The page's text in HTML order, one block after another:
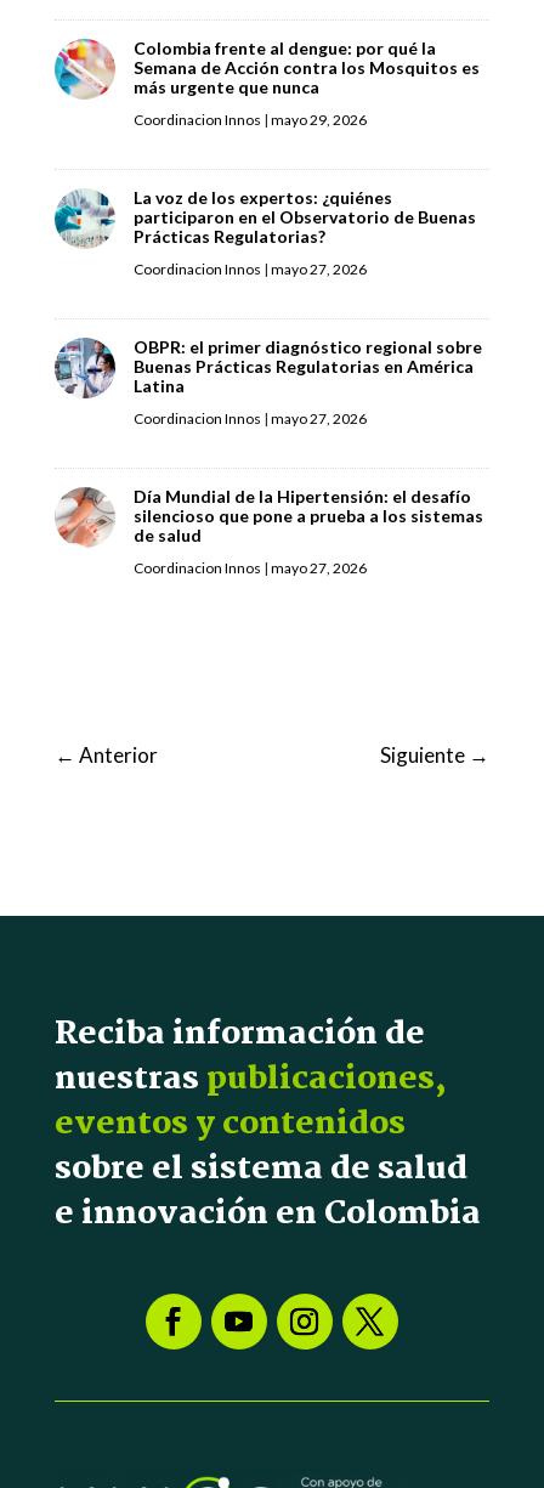
Colombia frente al dengue: por qué la
Semana de Acción contra los Mosquitos es
más urgente que nunca
Coordinacion Innos | mayo 29, 2026
La voz de los expertos: ¿quiénes
participaron en el Observatorio de Buenas
Prácticas Regulatorias?
Coordinacion Innos | mayo 27, 2026
OBPR: el primer diagnóstico regional sobre
Buenas Prácticas Regulatorias en América
Latina
Coordinacion Innos | mayo 27, 2026
Día Mundial de la Hipertensión: el desafío
silencioso que pone a prueba a los sistemas
de salud
Coordinacion Innos | mayo 27, 2026
← Anterior Siguiente →
Reciba información de
nuestraspublicaciones,
eventos y contenidos
sobre el sistema de salud
e innovación en Colombia